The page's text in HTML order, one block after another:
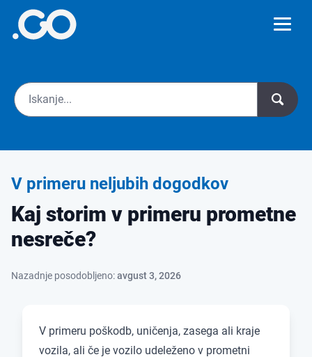
V primeru neljubih dogodkov
Kaj storim v primeru prometne
nesreče?
Nazadnje posodobljeno:avgust 3, 2026
V primeru poškodb, uničenja, zasega ali kraje
vozila, ali če je vozilo udeleženo v prometni